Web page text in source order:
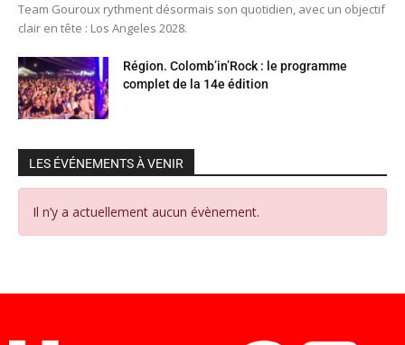
Team Gouroux rythment désormais son quotidien, avec un objectif
clair en tête : Los Angeles 2028.
Région. Colomb’in’Rock : le programme
complet de la 14e édition
LES ÉVÉNEMENTS À VENIR
Il n’y a actuellement aucun évènement.